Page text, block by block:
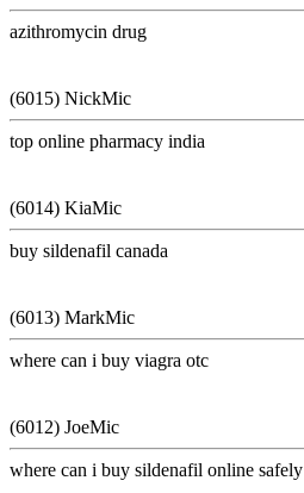
azithromycin drug
(6015) NickMic
top online pharmacy india
(6014) KiaMic
buy sildenafil canada
(6013) MarkMic
where can i buy viagra otc
(6012) JoeMic
where can i buy sildenafil online safely